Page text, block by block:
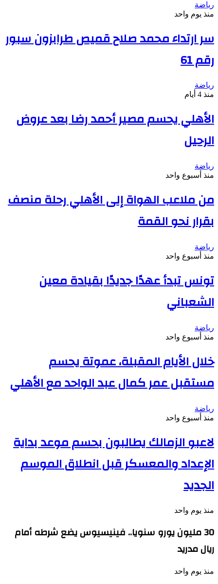
رياضة
منذ يوم واحد
سر ارتداء محمد صلاح قميص طرابزون سبور
رقم 61
رياضة
منذ 4 أيام
الأهلي يحسم مصير أحمد رضا بعد عروض
الرحيل
رياضة
منذ أسبوع واحد
من ملاعب الهواة إلى الأهلي رحلة منصف
بقرار نحو القمة
رياضة
منذ أسبوع واحد
تونس تبدأ عهدًا جديدًا بقيادة معين
الشعباني
رياضة
منذ أسبوع واحد
خلال الأيام المقبلة، عموتة يحسم
مستقبل عمر كمال عبد الواحد مع الأهلي
رياضة
منذ أسبوع واحد
لاعبو الزمالك يطالبون بحسم موعد بداية
الإعداد والمعسكر قبل انطلاق الموسم
الجديد
منذ يوم واحد
30 مليون يورو سنويا.. فينيسيوس يضع شرطه أمام
ريال مدريد
منذ يوم واحد